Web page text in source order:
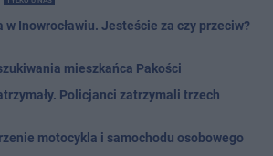
w Inowrocławiu. Jesteście za czy przeciw?
mieszkańca Pakości
Policjanci zatrzymali trzech
motocykla i samochodu osobowego